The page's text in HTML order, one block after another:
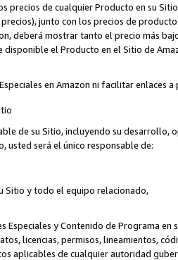
precios de cualquier Producto en su
junto con los precios de
deberá mostrar tanto el precio más
disponible el Producto en el Sitio de
en Amazon ni facilitar enlaces
de su Sitio, incluyendo su
usted será el único responsable de:
Sitio y todo el equipo relacionado,
Especiales y Contenido de Programa
licencias, permisos, lineamientos,
aplicables de cualquier autoridad